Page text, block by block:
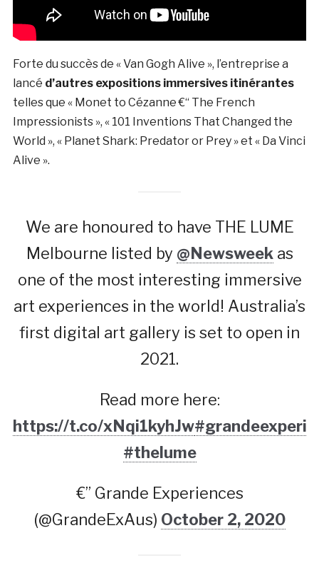
Forte du succès de « Van Gogh Alive », l’entreprise a
lancé d’autres expositions immersives itinérantes
telles que « Monet to Cézanne €“ The French
Impressionists », « 101 Inventions That Changed the
World », « Planet Shark: Predator or Prey » et « Da Vinci
Alive ».
We are honoured to have THE LUME
Melbourne listed by @Newsweekas
one of the most interesting immersive
art experiences in the world! Australia’s
first digital art gallery is set to open in
2021.
Read more here:
https://t.co/xNqi1kyhJw
#thelume
€” Grande Experiences
(@GrandeExAus) October 2, 2020